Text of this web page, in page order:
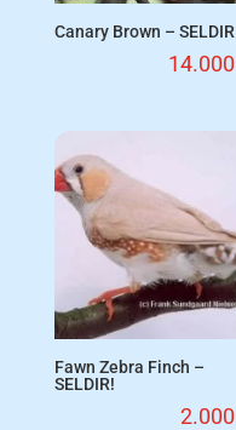
Canary Brown – SELDIR
14.000
Fawn Zebra Finch –
SELDIR!
2.000